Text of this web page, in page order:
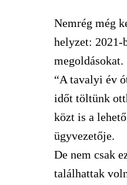
Nemrég még
helyzet: 2021-
megoldásokat.
“A tavalyi év
időt töltünk
közt is a
ügyvezetője.
De nem csak
találhattak